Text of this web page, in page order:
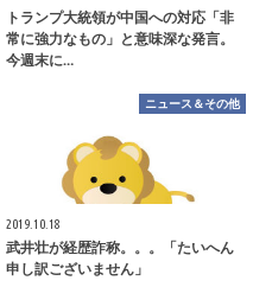
トランプ大統領が中国への対応「非
常に強力なもの」と意味深な発言。
今週末に…
ニュース＆その他
2019.10.18
武井壮が経歴詐称。。。「たいへん
申し訳ございません」